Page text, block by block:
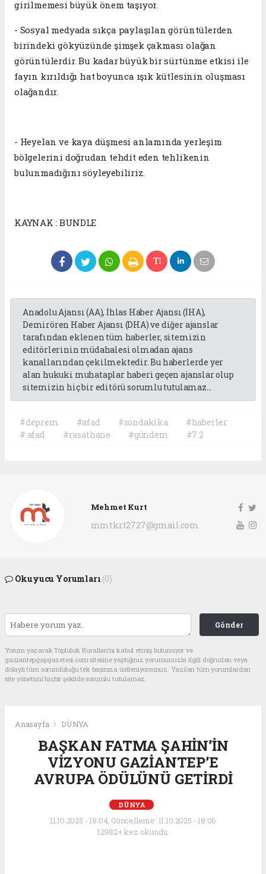
girilmemesi büyük önem taşıyor.
- Sosyal medyada sıkça paylaşılan görüntülerden
birindeki gökyüzünde şimşek çakması olağan
görüntülerdir. Bu kadar büyük bir sürtünme etkisi ile
fayın kırıldığı hat boyunca ışık kütlesinin oluşması
olağandır.
- Heyelan ve kaya düşmesi anlamında yerleşim
bölgelerini doğrudan tehdit eden tehlikenin
bulunmadığını söyleyebiliriz.
KAYNAK : BUNDLE
Anadolu Ajansı (AA), İhlas Haber Ajansı (İHA),
Demirören Haber Ajansı (DHA) ve diğer ajanslar
tarafından eklenen tüm haberler, sitemizin
editörlerinin müdahalesi olmadan ajans
kanallarından çekilmektedir. Bu haberlerde yer
alan hukuki muhataplar haberi geçen ajanslar olup
sitemizin hiç bir editörü sorumlu tutulamaz...
#deprem #afad #sondakika
#haberler
#.afad
#rasathane #gündem #7.2
Mehmet Kurt
mmtkrt2727@gmail.com
Okuyucu Yorumları (0)
Gönder
Yorum yazarak Topluluk Kuralları’nı kabul etmiş bulunuyor ve
gaziantepgapgazetesi.com sitesine yaptığınız yorumunuzla ilgili doğrudan veya
dolaylı tüm sorumluluğu tek başınıza üstleniyorsunuz. Yazılan tüm yorumlardan
site yönetimi hiçbir şekilde sorumlu tutulamaz.
Anasayfa DÜNYA
BAŞKAN FATMA ŞAHİN’İN
VİZYONU GAZİANTEP’E
AVRUPA ÖDÜLÜNÜ GETİRDİ
DÜNYA
11.10.2025 - 18:04, Güncelleme: 11.10.2025 - 18:06
12982+ kez okundu.